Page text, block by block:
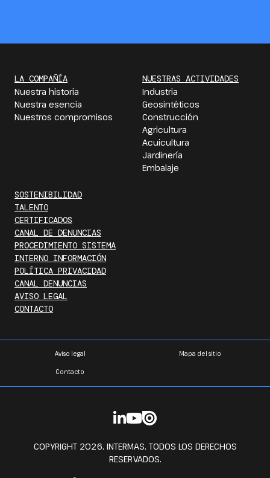
LA COMPAÑÍA
Nuestra historia
Nuestra esencia
Nuestros compromisos
NUESTRAS ACTIVIDADES
Industria
Geosintéticos
Construcción
Agricultura
Acuicultura
Jardinería
Embalaje
SOSTENIBILIDAD
TALENTO
CERTIFICADOS
CANAL DE DENUNCIAS
PROCEDIMIENTO SISTEMA
INTERNO INFORMACIÓN
POLÍTICA PRIVACIDAD
CANAL DENUNCIAS
AVISO LEGAL
CONTACTO
Aviso legal Mapa del sitio
Contacto
COPYRIGHT 2026. INTERMAS. TODOS LOS DERECHOS
RESERVADOS.